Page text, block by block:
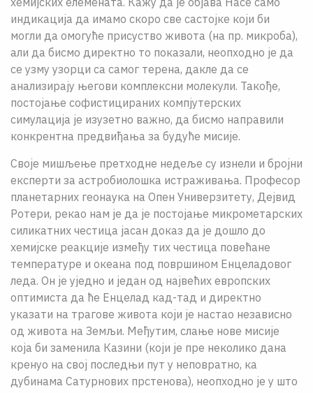
индикација да имамо скоро све састојке који би
могли да омогуће присуство живота (на пр. микроба),
али да бисмо директно то показали, неопходно је да
се узму узорци са самог терена, дакле да се
анализирају његови комплексни молекули. Такође,
постојање софистицираних компјутерских
симулација је изузетно важно, да бисмо направили
конкрентна предвиђања за будуће мисије.
Своје мишљење претходне недеље су изнели и бројни
експерти за астробиолошка истраживања. Професор
планетарних геонаука на Опен Универзитету, Дејвид
Ротери, рекао нам је да је постојање микрометарских
силикатних честица јасан доказ да је дошло до
хемијске реакције између тих честица повећане
температуре и океана под површином Енцеладовог
леда. Он је уједно и један од највећих европских
оптимиста да ће Енцелад кад-тад и директно
указати на трагове живота који је настао независно
од живота на Земљи. Међутим, слање нове мисије
која би заменила Казини (који је пре неколико дана
кренуо на свој последњи пут у неповратно, ка
дубинама Сатурнових прстенова), неопходно је у што